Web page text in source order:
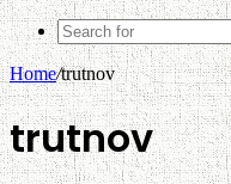
Home/trutnov
trutnov